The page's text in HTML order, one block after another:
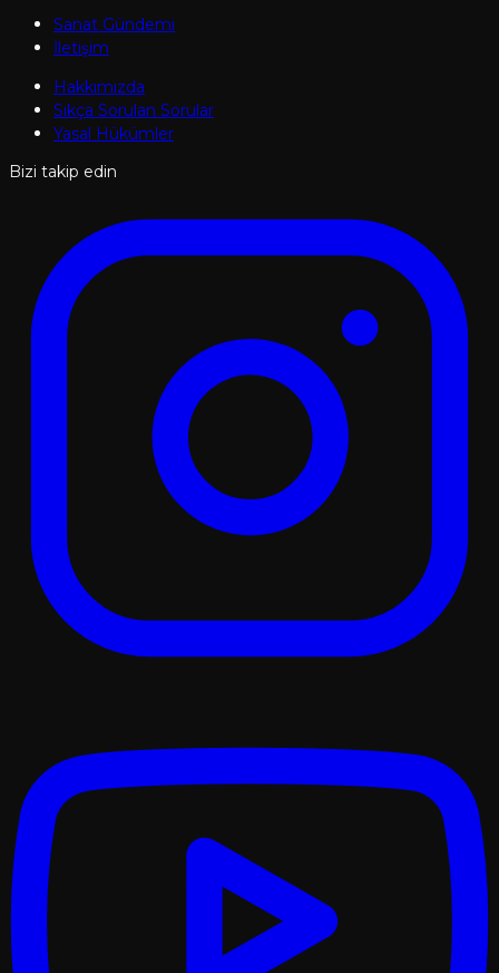
Sanat Gündemi
İletişim
Hakkımızda
Sıkça Sorulan Sorular
Yasal Hükümler
Bizi takip edin